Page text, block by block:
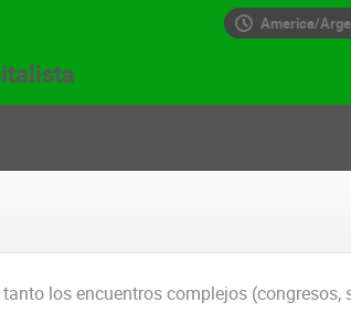
America/
los encuentros complejos (congresos,